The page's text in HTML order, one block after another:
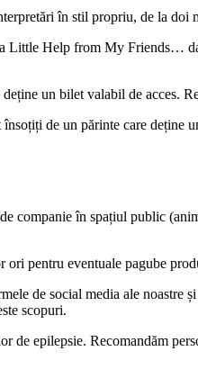
în stil propriu, de la doi
Little Help from My Friends…
un bilet valabil de acces.
de un părinte care deține
companie în spațiul public
pentru eventuale pagube
de social media ale noastre
scopuri.
epilepsie. Recomandăm